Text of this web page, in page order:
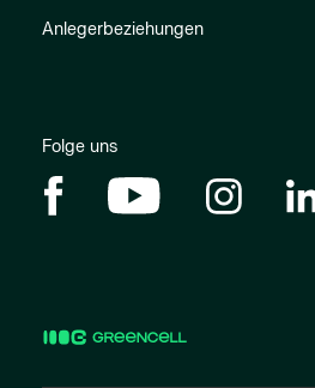
Anlegerbeziehungen
Folge uns